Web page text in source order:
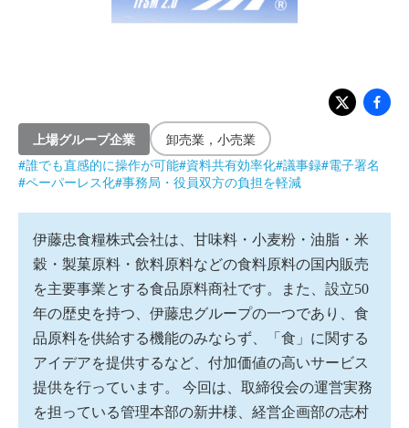
上場グループ企業
卸売業，小売業
#誰でも直感的に操作が可能#資料共有効率化#議事録#電子署名
#ペーパーレス化#事務局・役員双方の負担を軽減
伊藤忠食糧株式会社は、甘味料・小麦粉・油脂・米
穀・製菓原料・飲料原料などの食料原料の国内販売
を主要事業とする食品原料商社です。また、設立50
年の歴史を持つ、伊藤忠グループの一つであり、食
品原料を供給する機能のみならず、「食」に関する
アイデアを提供するなど、付加価値の高いサービス
提供を行っています。 今回は、取締役会の運営実務
を担っている管理本部の新井様、経営企画部の志村